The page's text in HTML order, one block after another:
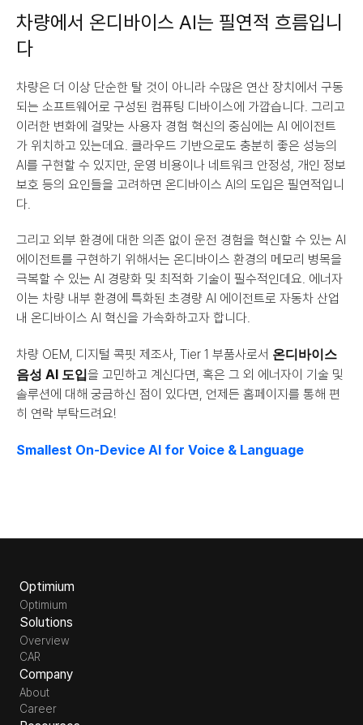
차량에서 온디바이스 AI는 필연적 흐름입니
다
차량은 더 이상 단순한 탈 것이 아니라 수많은 연산 장치에서 구동
되는 소프트웨어로 구성된 컴퓨팅 디바이스에 가깝습니다. 그리고
이러한 변화에 걸맞는 사용자 경험 혁신의 중심에는 AI 에이전트
가 위치하고 있는데요. 클라우드 기반으로도 충분히 좋은 성능의
AI를 구현할 수 있지만, 운영 비용이나 네트워크 안정성, 개인 정보
보호 등의 요인들을 고려하면 온디바이스 AI의 도입은 필연적입니
다.
그리고 외부 환경에 대한 의존 없이 운전 경험을 혁신할 수 있는 AI
에이전트를 구현하기 위해서는 온디바이스 환경의 메모리 병목을
극복할 수 있는 AI 경량화 및 최적화 기술이 필수적인데요. 에너자
이는 차량 내부 환경에 특화된 초경량 AI 에이전트로 자동차 산업
내 온디바이스 AI 혁신을 가속화하고자 합니다.
차량 OEM, 디지털 콕핏 제조사, Tier 1 부품사로서 온디바이스
음성 AI 도입을 고민하고 계신다면, 혹은 그 외 에너자이 기술 및
솔루션에 대해 궁금하신 점이 있다면, 언제든 홈페이지를 통해 편
히 연락 부탁드려요!
Smallest On-Device AI for Voice & Language
Optimium
Optimium
Solutions
Overview
CAR
Company
About
Career